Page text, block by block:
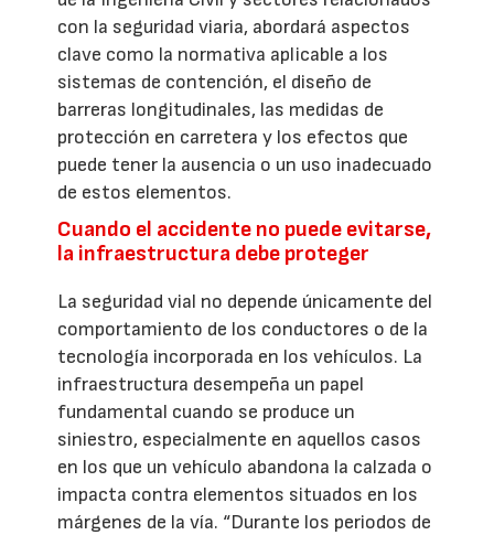
con la seguridad viaria, abordará aspectos
clave como la normativa aplicable a los
sistemas de contención, el diseño de
barreras longitudinales, las medidas de
protección en carretera y los efectos que
puede tener la ausencia o un uso inadecuado
de estos elementos.
Cuando el accidente no puede evitarse,
la infraestructura debe proteger
La seguridad vial no depende únicamente del
comportamiento de los conductores o de la
tecnología incorporada en los vehículos. La
infraestructura desempeña un papel
fundamental cuando se produce un
siniestro, especialmente en aquellos casos
en los que un vehículo abandona la calzada o
impacta contra elementos situados en los
márgenes de la vía. “Durante los periodos de